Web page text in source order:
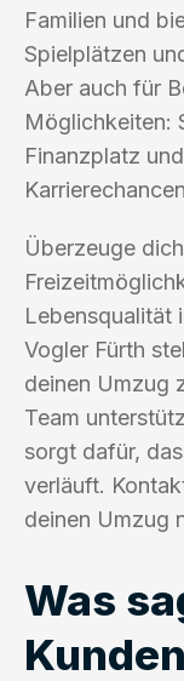
Familien und
Spielplätzen
Aber auch für
Möglichkeiten:
Finanzplatz
Überzeuge
Lebensqualität
Vogler Fürth
deinen Umzug
Team
sorgt dafür,
verläuft.
deinen Umzug
Was